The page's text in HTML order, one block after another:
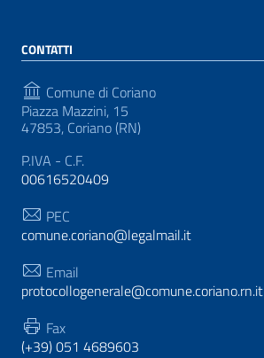
CONTATTI
Comune di Coriano
Piazza Mazzini, 15
47853, Coriano (RN)
P.IVA - C.F.
00616520409
PEC
comune.coriano@legalmail.it
Email
protocollogenerale@comune.coriano.rn.it
Fax
(+39) 051 4689603